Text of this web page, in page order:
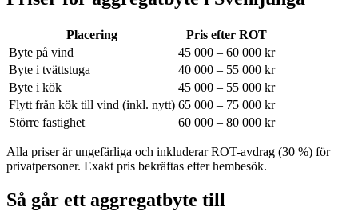
Placering
Pris efter ROT
Byte på vind
45 000 – 60 000 kr
Byte i tvättstuga
40 000 – 55 000 kr
Byte i kök
45 000 – 55 000 kr
Flytt från kök till vind (inkl. nytt) 65 000 – 75 000 kr
Större fastighet
60 000 – 80 000 kr
Alla priser är ungefärliga och inkluderar ROT-avdrag (30 %) för
privatpersoner. Exakt pris bekräftas efter hembesök.
Så går ett aggregatbyte till